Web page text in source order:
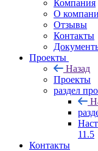
Компания
О
Отзывы
Контакты
Проекты
Назад
Проекты
раздел
11.5
Контакты